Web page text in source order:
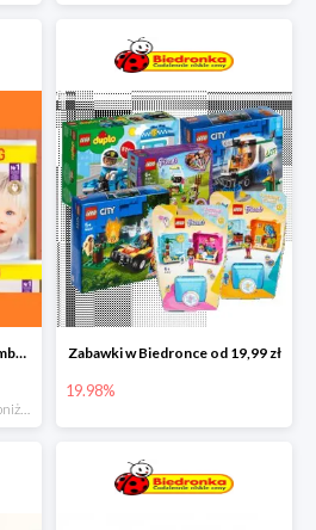
Pieluchy Dada Extra Care Jumbo Bag w super cenie
*najniższa cena z 30 dni przed obniżką
Zabawki w Biedronce od 19,99 zł
19.98%